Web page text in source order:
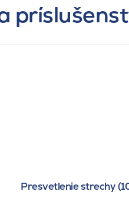
Presvetlenie strechy